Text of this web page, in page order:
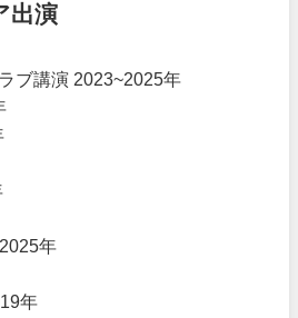
出演
ブ講演 2023~2025年
年
年